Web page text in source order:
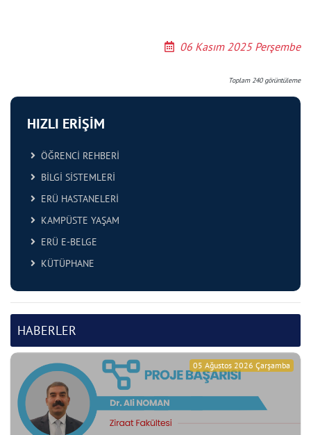
HIZLI ERİŞİM
ÖĞRENCİ REHBERİ
BİLGİ SİSTEMLERİ
ERÜ HASTANELERİ
KAMPÜSTE YAŞAM
ERÜ E-BELGE
KÜTÜPHANE
HABERLER
05 Ağustos 2026 Çarşamba
06 Kasım 2025 Perşembe
Toplam240görüntüleme